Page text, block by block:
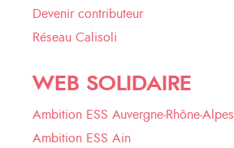
Devenir contributeur
Réseau Calisoli
WEB SOLIDAIRE
Ambition ESS Auvergne-Rhône-Alpes
Ambition ESS Ain